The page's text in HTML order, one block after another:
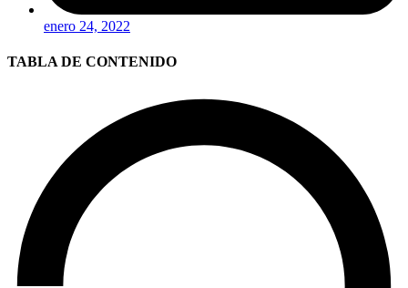
enero 24, 2022
TABLA DE CONTENIDO